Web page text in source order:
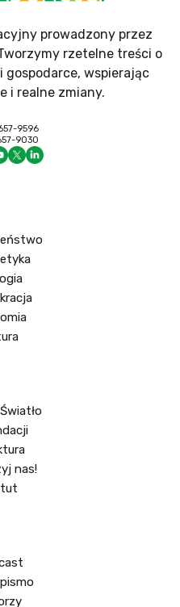
prowadzony przez
rzetelne treści o
gospodarce, wspierając
i realne zmiany.
9596
9030
nas!